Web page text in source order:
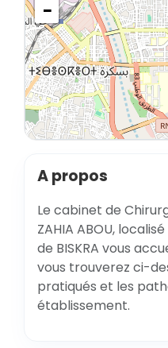
−
A propos
Le cabinet de
ZAHIA ABOU,
de BISKRA vous
vous trouverez ci-
pratiqués et les
établissement.